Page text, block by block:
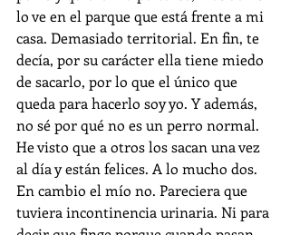
lo ve en el parque que está frente a mi
casa. Demasiado territorial. En fin, te
decía, por su carácter ella tiene miedo
de sacarlo, por lo que el único que
queda para hacerlo soy yo. Y además,
no sé por qué no es un perro normal.
He visto que a otros los sacan una vez
al día y están felices. A lo mucho dos.
En cambio el mío no. Pareciera que
tuviera incontinencia urinaria. Ni para